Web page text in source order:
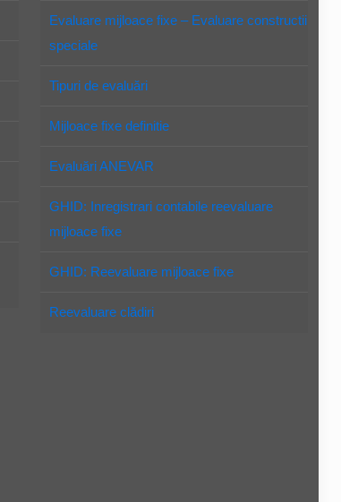
Evaluare mijloace fixe – Evaluare constructii
speciale
Tipuri de evaluări
Mijloace fixe definitie
Evaluări ANEVAR
GHID: Inregistrari contabile reevaluare
mijloace fixe
GHID: Reevaluare mijloace fixe
Reevaluare clădiri